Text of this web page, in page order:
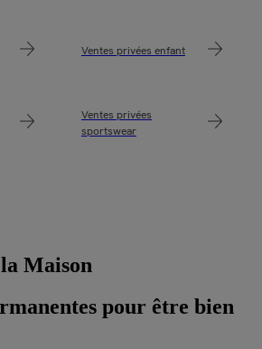
Ventes privées enfant
Ventes privées
sportswear
Maison
pour être bien